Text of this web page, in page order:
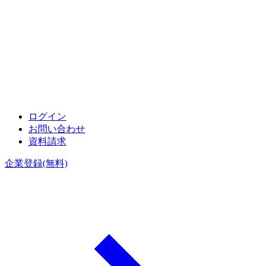
ログイン
お問い合わせ
資料請求
企業登録(無料)